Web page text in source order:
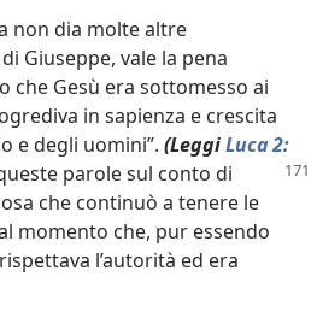
non dia molte altre
Giuseppe, vale la pena
che Gesù era sottomesso ai
in sapienza e crescita
e degli uomini”. (LeggiLuca 2:
parole sul conto di
che continuò a tenere le
momento che, pur essendo
l’autorità ed era